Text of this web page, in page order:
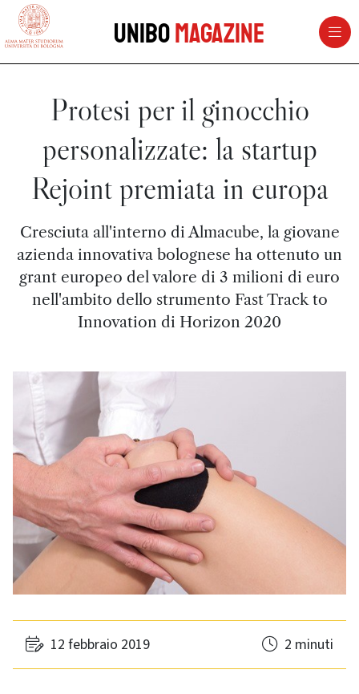
vai al contenuto della pagina
UniboMagazine
Protesi per il ginocchio
personalizzate: la startup
Rejoint premiata in europa
Cresciuta all'interno di Almacube, la giovane
azienda innovativa bolognese ha ottenuto un
grant europeo del valore di 3 milioni di euro
nell'ambito dello strumento Fast Track to
Innovation di Horizon 2020
12 febbraio 2019 2 minuti